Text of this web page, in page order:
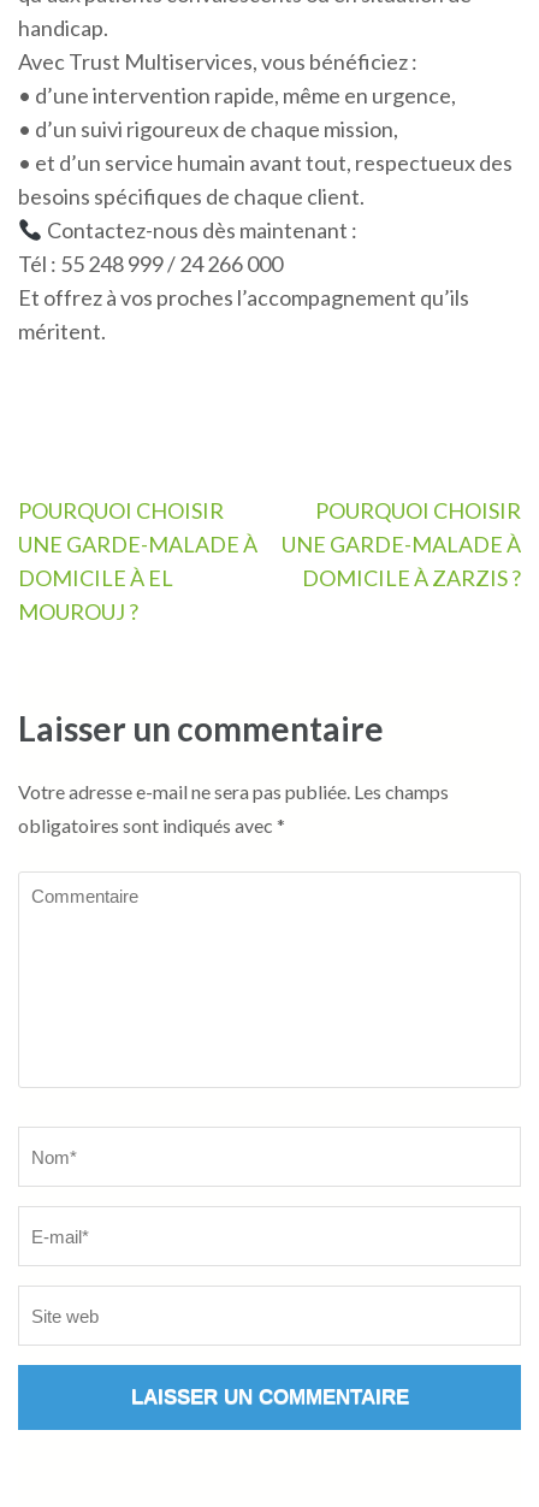
handicap.
Avec Trust Multiservices, vous bénéficiez :
• d’une intervention rapide, même en urgence,
• d’un suivi rigoureux de chaque mission,
• et d’un service humain avant tout, respectueux des
besoins spécifiques de chaque client.
Contactez-nous dès maintenant :
Tél : 55 248 999 / 24 266 000
Et offrez à vos proches l’accompagnement qu’ils
méritent.
Navigation
de
l’article
POURQUOI CHOISIR
UNE GARDE-MALADE À
DOMICILE À EL
MOUROUJ ?
POURQUOI CHOISIR
UNE GARDE-MALADE À
DOMICILE À ZARZIS ?
Laisser un commentaire
Votre adresse e-mail ne sera pas publiée. Les champs
obligatoires sont indiqués avec *
Commentaire